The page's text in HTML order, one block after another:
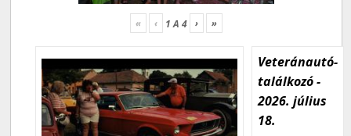
« ‹ 1A 4 › »
Veteránautó-
találkozó -
2026. július
18.